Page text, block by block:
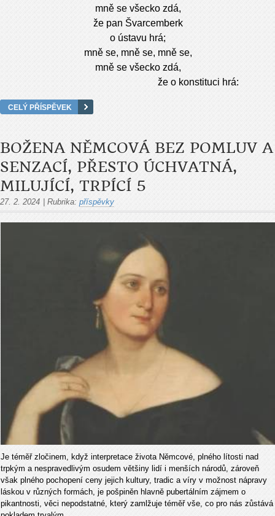
mně se všecko zdá,
že pan Švarcemberk
o ústavu hrá;
mně se, mně se, mně se,
mně se všecko zdá,
že o konstituci hrá:
CELÝ PŘÍSPĚVEK
BOŽENA NĚMCOVÁ BEZ POMLUV A
SENZACÍ, PŘESTO ÚCHVATNÁ,
MILUJÍCÍ, TRPÍCÍ 5
27. 2. 2024 Rubrika: příspěvky
Je téměř zločinem, když interpretace života Němcové, plného lítosti nad
trpkým a nespravedlivým osudem většiny lidí i menších národů, zároveň
však plného pochopení ceny jejich kultury, tradic a víry v možnost nápravy
láskou v různých formách, je pošpiněn hlavně pubertálním zájmem o
pikantnosti, věci nepodstatné, který zamlžuje téměř vše, co pro nás zůstává